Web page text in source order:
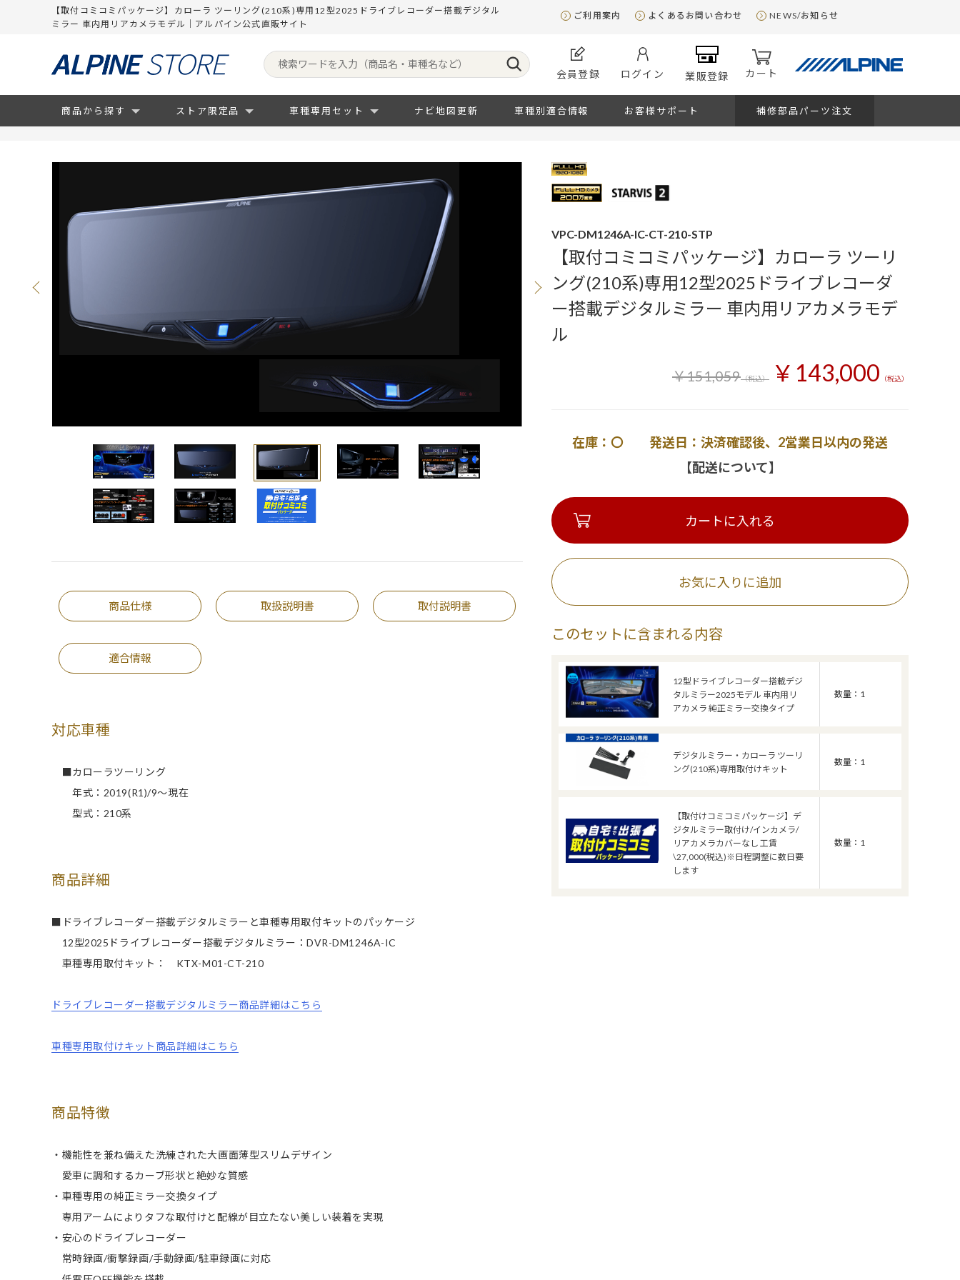
【取付コミコミパッケージ】カローラ ツーリング(210系)専用12型2025ドライブレコーダー搭載デジタル
ミラー 車内用リアカメラモデル｜アルパイン公式直販サイト
ご利用案内 よくあるお問い合わせ NEWS/お知らせ
会員登録 ログイン 業販登録 カート
商品から探す ストア限定品 車種専用セット ナビ地図更新 車種別適合情報 お客様サポート 補修部品パーツ注文
商品仕様 取扱説明書 取付説明書
適合情報
対応車種
■カローラツーリング
年式：2019(R1)/9～現在
型式：210系
商品詳細
■ドライブレコーダー搭載デジタルミラーと車種専用取付キットのパッケージ
12型2025ドライブレコーダー搭載デジタルミラー：DVR-DM1246A-IC
車種専用取付キット： KTX-M01-CT-210
ドライブレコーダー搭載デジタルミラー商品詳細はこちら
車種専用取付けキット商品詳細はこちら
商品特徴
・機能性を兼ね備えた洗練された大画面薄型スリムデザイン
愛車に調和するカーブ形状と絶妙な質感
・車種専用の純正ミラー交換タイプ
専用アームによりタフな取付けと配線が目立たない美しい装着を実現
・安心のドライブレコーダー
常時録画/衝撃録画/手動録画/駐車録画に対応
VPC-DM1246A-IC-CT-210-STP
【取付コミコミパッケージ】カローラ ツーリ
ング(210系)専用12型2025ドライブレコーダ
ー搭載デジタルミラー 車内用リアカメラモデ
ル
￥151,059（税込） ￥143,000 （税込）
在庫：〇 発送日：決済確認後、2営業日以内の発送
【配送について】
カートに入れる
このセットに含まれる内容
12型ドライブレコーダー搭載デジ
タルミラー2025モデル 車内用リ
アカメラ 純正ミラー交換タイプ
数量：1
デジタルミラー・カローラ ツーリ
ング(210系)専用取付けキット
数量：1
【取付けコミコミパッケージ】デ
ジタルミラー取付け/インカメラ/
リアカメラカバーなし 工賃
\27,000(税込)※日程調整に数日要
します
数量：1
お気に入りに追加